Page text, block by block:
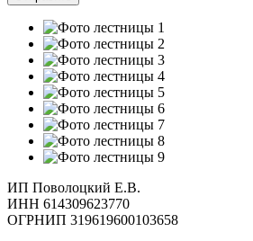
ИП Поволоцкий Е.В.
ИНН 614309623770
ОГРНИП 319619600103658